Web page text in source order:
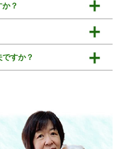
？
すか？